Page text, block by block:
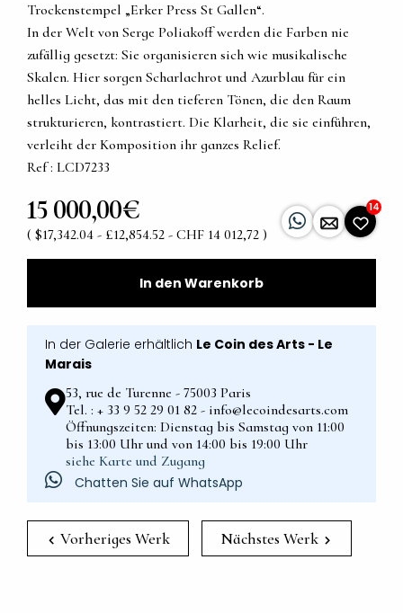
Trockenstempel „Erker Press St Gallen“.
In der Welt von Serge Poliakoff werden die Farben nie
zufällig gesetzt: Sie organisieren sich wie musikalische
Skalen. Hier sorgen Scharlachrot und Azurblau für ein
helles Licht, das mit den tieferen Tönen, die den Raum
strukturieren, kontrastiert. Die Klarheit, die sie einführen,
verleiht der Komposition ihr ganzes Relief.
Ref : LCD7233
15 000,00€
( $17,342.04 - £12,854.52 - CHF 14 012,72 )
14
In den Warenkorb
In der Galerie erhältlich Le Coin des Arts - Le
Marais
53, rue de Turenne - 75003 Paris
Tel. : + 33 9 52 29 01 82 - info@lecoindesarts.com
Öffnungszeiten: Dienstag bis Samstag von 11:00
bis 13:00 Uhr und von 14:00 bis 19:00 Uhr
siehe Karte und Zugang
Chatten Sie auf WhatsApp
Vorheriges Werk Nächstes Werk